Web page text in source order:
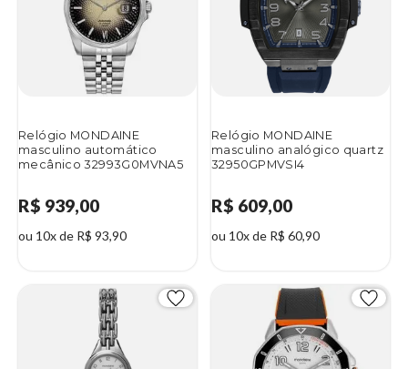
Relógio MONDAINE
masculino automático
mecânico 32993G0MVNA5
R$ 939,00
ou 10x de R$ 93,90
Relógio MONDAINE
masculino analógico quartz
32950GPMVSI4
R$ 609,00
ou 10x de R$ 60,90